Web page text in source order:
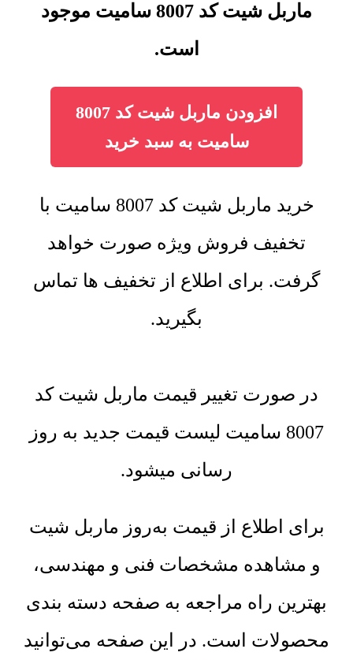
ماربل شیت کد 8007 سامیت موجود
است.
افزودن ماربل شیت کد 8007
سامیت به سبد خرید
خرید ماربل شیت کد 8007 سامیت با
تخفیف فروش ویژه صورت خواهد
گرفت. برای اطلاع از تخفیف ها تماس
بگیرید.
در صورت تغییر قیمت ماربل شیت کد
8007 سامیت لیست قیمت جدید به روز
رسانی میشود.
برای اطلاع از قیمت به‌روز ماربل شیت
و مشاهده مشخصات فنی و مهندسی،
بهترین راه مراجعه به صفحه دسته بندی
محصولات است. در این صفحه می‌توانید